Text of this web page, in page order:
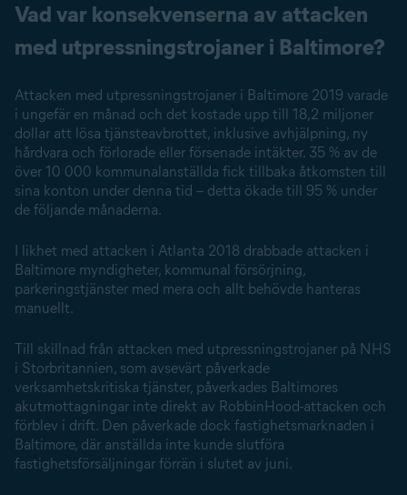
Vad var konsekvenserna av attacken
med utpressnings­trojaner i Baltimore?
Attacken med utpressnings­trojaner i Baltimore 2019 varade
i ungefär en månad och det kostade upp till 18,2 miljoner
dollar att lösa tjänsteavbrottet, inklusive avhjälpning, ny
hårdvara och förlorade eller försenade intäkter. 35 % av de
över 10 000 kommunalanställda fick tillbaka åtkomsten till
sina konton under denna tid – detta ökade till 95 % under
de följande månaderna.
I likhet med attacken i Atlanta 2018 drabbade attacken i
Baltimore myndigheter, kommunal försörjning,
parkeringstjänster med mera och allt behövde hanteras
manuellt.
Till skillnad från attacken med utpressnings­trojaner på NHS
i Storbritannien, som avsevärt påverkade
verksamhetskritiska tjänster, påverkades Baltimores
akutmottagningar inte direkt av RobbinHood-attacken och
förblev i drift. Den påverkade dock fastighetsmarknaden i
Baltimore, där anställda inte kunde slutföra
fastighetsförsäljningar förrän i slutet av juni.